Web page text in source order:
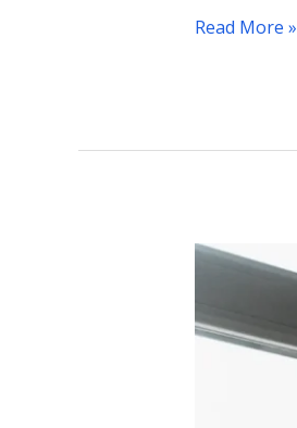
Read More »
Kenali
Belajar
Auditori,